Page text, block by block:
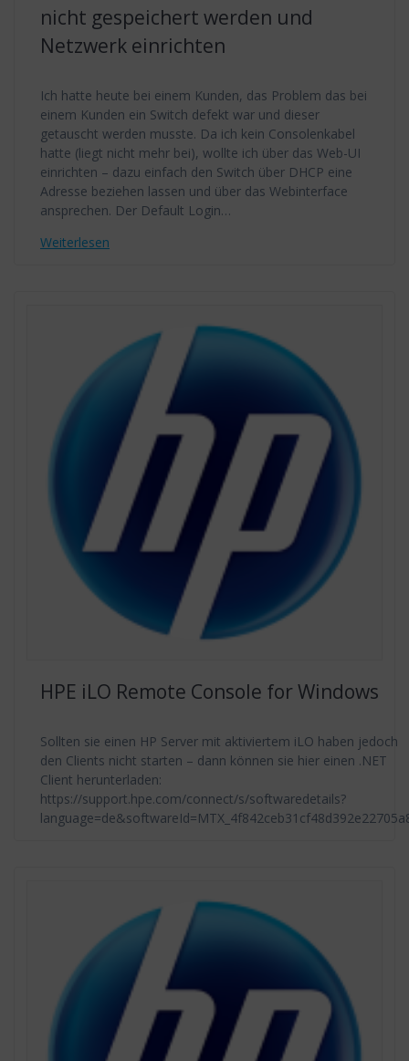
nicht gespeichert werden und
Netzwerk einrichten
Ich hatte heute bei einem Kunden, das Problem das bei
einem Kunden ein Switch defekt war und dieser
getauscht werden musste. Da ich kein Consolenkabel
hatte (liegt nicht mehr bei), wollte ich über das Web-UI
einrichten – dazu einfach den Switch über DHCP eine
Adresse beziehen lassen und über das Webinterface
ansprechen. Der Default Login…
Weiterlesen
HPE iLO Remote Console for Windows
Sollten sie einen HP Server mit aktiviertem iLO haben jedoch
den Clients nicht starten – dann können sie hier einen .NET
Client herunterladen:
https://support.hpe.com/connect/s/softwaredetails?